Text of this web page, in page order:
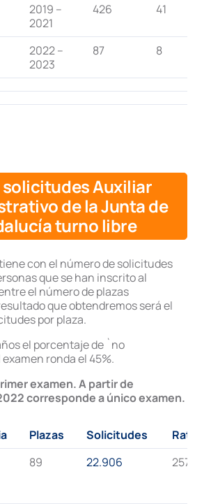
2019 –
2021
426 41
2022 –
2023
87 8
solicitudes Auxiliar
de laJunta de
turno libre
con el número de solicitudes
que se han inscrito al
el número de plazas
que obtendremos será el
por plaza.
el porcentaje de `no
ronda el 45%.
examen. A partir de
corresponde a único examen.
Plazas Solicitudes
Ratio
89 22.906 257,37